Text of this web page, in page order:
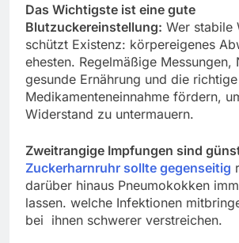
Das Wichtigste ist eine gute
Blutzuckereinstellung: Wer stabile
schützt Existenz: körpereigenes
ehesten. Regelmäßige Messungen,
gesunde Ernährung und die richtige
Medikamenteneinnahme fördern,
Widerstand zu untermauern.
Zweitrangige Impfungen sind
Zuckerharnruhr sollte gegenseitig
darüber hinaus Pneumokokken
lassen. welche Infektionen
bei ihnen schwerer verstreichen.